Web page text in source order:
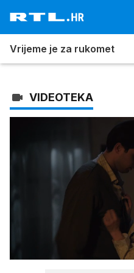
Vrijeme je za rukomet
VIDEOTEKA
zvuk